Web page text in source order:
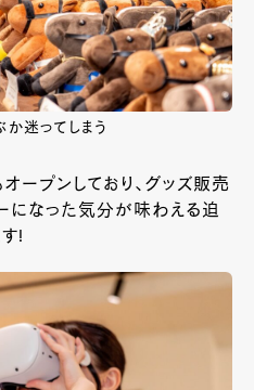
か迷ってしまう
ープンしており、グッズ販売
になった気分が味わえる迫
!